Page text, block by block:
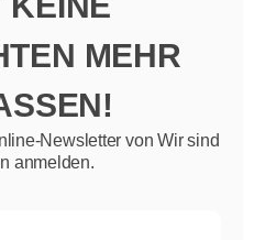
MEHR
Newsletter von Wir sind
anmelden.